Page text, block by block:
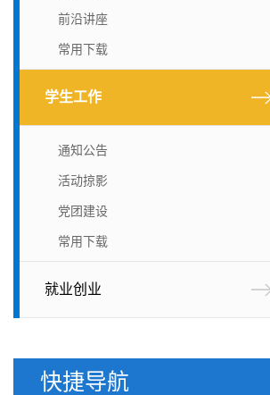
前沿讲座
常用下载
学生工作
通知公告
活动掠影
党团建设
常用下载
就业创业
快捷导航